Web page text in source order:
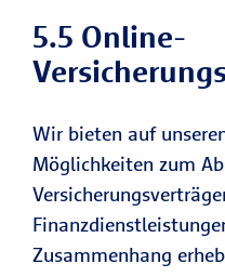
5.5 Online-
Wir bieten auf
Möglichkeiten zum
Zusammenhang